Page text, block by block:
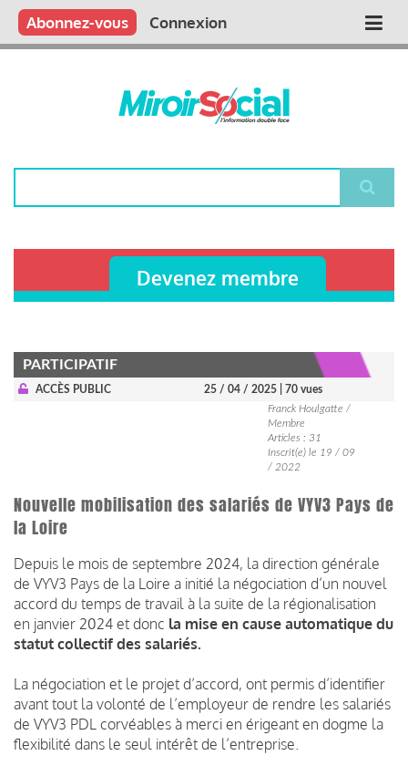
Aller
contenu
Main
Qui sommes nous ?
Vous publiez
Nous publions
Contactez-nous
Abonnez-vous Connexion
Devenez membre
PARTICIPATIF
ACCÈS PUBLIC 25 / 04 / 2025
| 70 vues
Franck Houlgatte /
Membre
Articles : 31
Inscrit(e) le 19 / 09
/ 2022
Nouvelle mobilisation des salariés de VYV3 Pays de
la Loire
Depuis le mois de septembre 2024, la direction générale
de VYV3 Pays de la Loire a initié la négociation d’un nouvel
accord du temps de travail à la suite de la régionalisation
en janvier 2024 et donc la mise en cause automatique du
statut collectif des salariés.
La négociation et le projet d’accord, ont permis d’identifier
avant tout la volonté de l’employeur de rendre les salariés
de VYV3 PDL corvéables à merci en érigeant en dogme la
flexibilité dans le seul intérêt de l’entreprise.